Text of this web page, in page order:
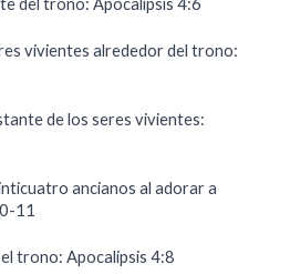
del trono: Apocalipsis 4:6
vivientes alrededor del trono:
de los seres vivientes:
ancianos al adorar a
11
trono: Apocalipsis 4:8